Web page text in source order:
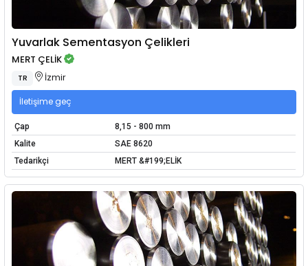
Yuvarlak Sementasyon Çelikleri
MERT ÇELİK
TR İzmir
İletişime geç
Çap
8,15 - 800 mm
Kalite
SAE 8620
Tedarikçi
MERT &#199;ELİK